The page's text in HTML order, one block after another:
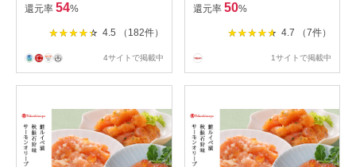
還元率 54%
4.5 （182件）
4サイトで掲載中
還元率 50%
4.7 （7件）
1サイトで掲載中